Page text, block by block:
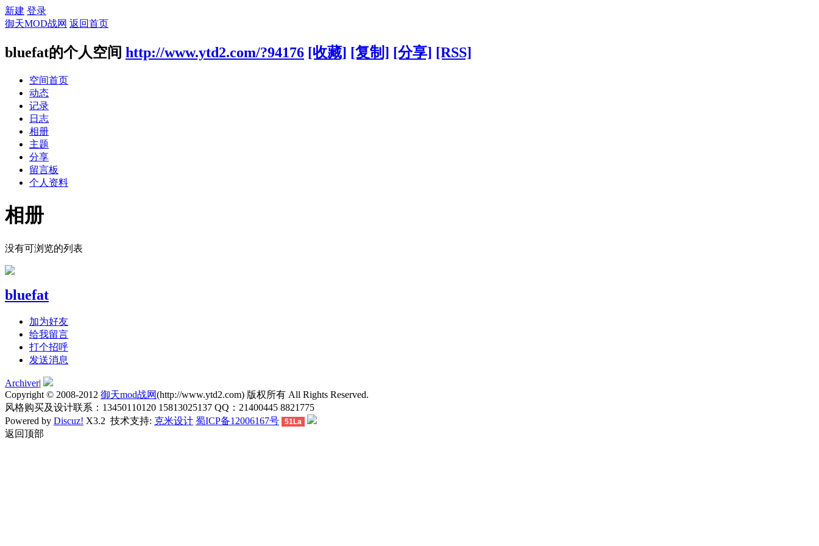
新建 登录
御天MOD战网 返回首页
bluefat的个人空间 http://www.ytd2.com/?94176 [收藏] [复制] [分享] [RSS]
空间首页
动态
记录
日志
相册
主题
分享
留言板
个人资料
相册
没有可浏览的列表
bluefat
加为好友
给我留言
打个招呼
发送消息
Archiver|
Copyright © 2008-2012 御天mod战网(http://www.ytd2.com) 版权所有 All Rights Reserved.
风格购买及设计联系：13450110120 15813025137 QQ：21400445 8821775
Powered by Discuz! X3.2 技术支持: 克米设计 蜀ICP备12006167号 51La
返回顶部